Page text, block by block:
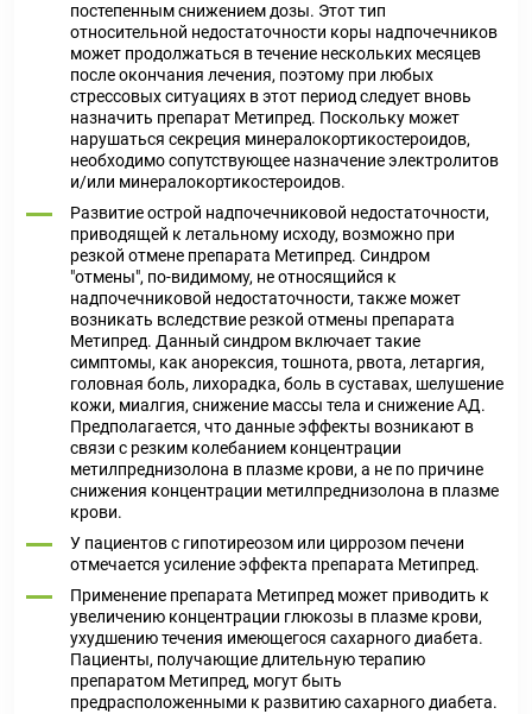
постепенным снижением дозы. Этот тип
относительной недостаточности коры надпочечников
может продолжаться в течение нескольких месяцев
после окончания лечения, поэтому при любых
стрессовых ситуациях в этот период следует вновь
назначить препарат Метипред. Поскольку может
нарушаться секреция минералокортикостероидов,
необходимо сопутствующее назначение электролитов
и/или минералокортикостероидов.
Развитие острой надпочечниковой недостаточности,
приводящей к летальному исходу, возможно при
резкой отмене препарата Метипред. Синдром
"отмены", по-видимому, не относящийся к
надпочечниковой недостаточности, также может
возникать вследствие резкой отмены препарата
Метипред. Данный синдром включает такие
симптомы, как анорексия, тошнота, рвота, летаргия,
головная боль, лихорадка, боль в суставах, шелушение
кожи, миалгия, снижение массы тела и снижение АД.
Предполагается, что данные эффекты возникают в
связи с резким колебанием концентрации
метилпреднизолона в плазме крови, а не по причине
снижения концентрации метилпреднизолона в плазме
крови.
У пациентов с гипотиреозом или циррозом печени
отмечается усиление эффекта препарата Метипред.
Применение препарата Метипред может приводить к
увеличению концентрации глюкозы в плазме крови,
ухудшению течения имеющегося сахарного диабета.
Пациенты, получающие длительную терапию
препаратом Метипред, могут быть
предрасположенными к развитию сахарного диабета.